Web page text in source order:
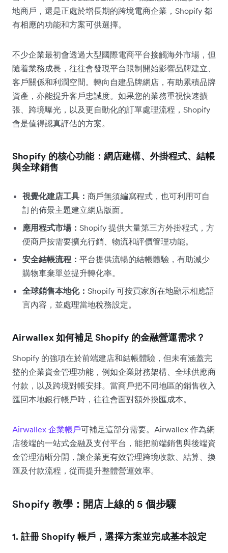
地商戶，還是正處於增長期的跨境電商企業，Shopify 都
有相應的功能和方案可供選擇。
不少企業最初會透過大型國際電商平台接觸海外市場，但
隨着業務成長，往往會發現平台限制開始影響品牌建立、
客戶關係和利潤空間。轉向自建品牌網店，有助累積品牌
資產，亦能提升客戶忠誠度。如果您的業務重視快速擴
張、跨境曝光，以及更自動化的訂單處理流程，Shopify
會是值得認真評估的方案。
Shopify 的核心功能：網店建構、外掛程式、結帳
與全球銷售
視覺化建店工具： 商戶無須編寫程式，也可利用可自
訂的佈景主題建立網店版面。
應用程式市場： Shopify 提供大量第三方外掛程式，方
便商戶按需要擴充行銷、物流和評價管理功能。
安全結帳流程： 平台提供流暢的結帳體驗，有助減少
購物車棄單並提升轉化率。
全球銷售本地化： Shopify 可按買家所在地顯示相應語
言內容，並處理當地稅務設定。
Airwallex 如何補足 Shopify 的金融營運需求？
Shopify 的強項在於前端建店和結帳體驗，但未有涵蓋完
整的企業資金管理功能，例如企業財務架構、全球供應商
付款，以及跨境對帳安排。當商戶把不同地區的銷售收入
匯回本地銀行帳戶時，往往會面對額外換匯成本。
Airwallex 企業帳戶可補足這部分需要。Airwallex 作為網
店後端的一站式金融及支付平台，能把前端銷售與後端資
金管理清晰分開，讓企業更有效管理跨境收款、結算、換
匯及付款流程，從而提升整體營運效率。
Shopify 教學：開店上線的 5 個步驟
1. 註冊 Shopify 帳戶，選擇方案並完成基本設定